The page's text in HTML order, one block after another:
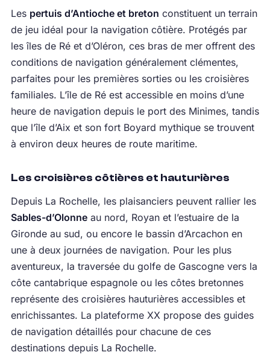
Les pertuis d’Antioche et breton constituent un terrain
de jeu idéal pour la navigation côtière. Protégés par
les îles de Ré et d’Oléron, ces bras de mer offrent des
conditions de navigation généralement clémentes,
parfaites pour les premières sorties ou les croisières
familiales. L’île de Ré est accessible en moins d’une
heure de navigation depuis le port des Minimes, tandis
que l’île d’Aix et son fort Boyard mythique se trouvent
à environ deux heures de route maritime.
Les croisières côtières et hauturières
Depuis La Rochelle, les plaisanciers peuvent rallier les
Sables-d’Olonneau nord, Royan et l’estuaire de la
Gironde au sud, ou encore le bassin d’Arcachon en
une à deux journées de navigation. Pour les plus
aventureux, la traversée du golfe de Gascogne vers la
côte cantabrique espagnole ou les côtes bretonnes
représente des croisières hauturières accessibles et
enrichissantes. La plateforme XX propose des guides
de navigation détaillés pour chacune de ces
destinations depuis La Rochelle.